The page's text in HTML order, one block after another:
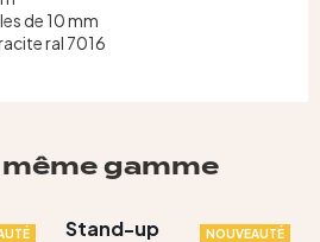
de 10 mm
ral 7016
même gamme
NOUVEAUTÉ
Stand-up